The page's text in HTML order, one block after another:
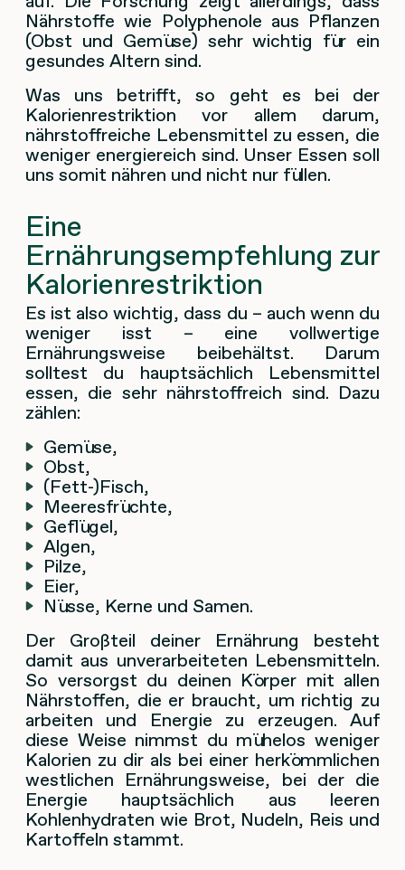
Nährstoffe wie Polyphenole aus Pflanzen
(Obst und Gemüse) sehr wichtig für ein
gesundes Altern sind.
Was uns betrifft, so geht es bei der
Kalorienrestriktion vor allem darum,
nährstoffreiche Lebensmittel zu essen, die
weniger energiereich sind. Unser Essen soll
uns somit nähren und nicht nur füllen.
Eine
Ernährungsempfehlung zur
Kalorienrestriktion
Es ist also wichtig, dass du – auch wenn du
weniger isst – eine vollwertige
Ernährungsweise beibehältst. Darum
solltest du hauptsächlich Lebensmittel
essen, die sehr nährstoffreich sind. Dazu
zählen:
Gemüse,
Obst,
(Fett-)Fisch,
Meeresfrüchte,
Geflügel,
Algen,
Pilze,
Eier,
Nüsse, Kerne und Samen.
Der Großteil deiner Ernährung besteht
damit aus unverarbeiteten Lebensmitteln.
So versorgst du deinen Körper mit allen
Nährstoffen, die er braucht, um richtig zu
arbeiten und Energie zu erzeugen. Auf
diese Weise nimmst du mühelos weniger
Kalorien zu dir als bei einer herkömmlichen
westlichen Ernährungsweise, bei der die
Energie hauptsächlich aus leeren
Kohlenhydraten wie Brot, Nudeln, Reis und
Kartoffeln stammt.